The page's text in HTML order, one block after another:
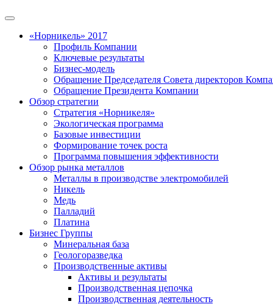
«Норникель» 2017
Профиль Компании
Ключевые результаты
Бизнес-модель
Обращение Председателя Совета директоров
Обращение Президента Компании
Обзор стратегии
Стратегия «Норникеля»
Экологическая программа
Базовые инвестиции
Формирование точек роста
Программа повышения эффективности
Обзор рынка металлов
Металлы в производстве электромобилей
Никель
Медь
Палладий
Платина
Бизнес Группы
Минеральная база
Геологоразведка
Производственные активы
Активы и результаты
Производственная цепочка
Производственная деятельность